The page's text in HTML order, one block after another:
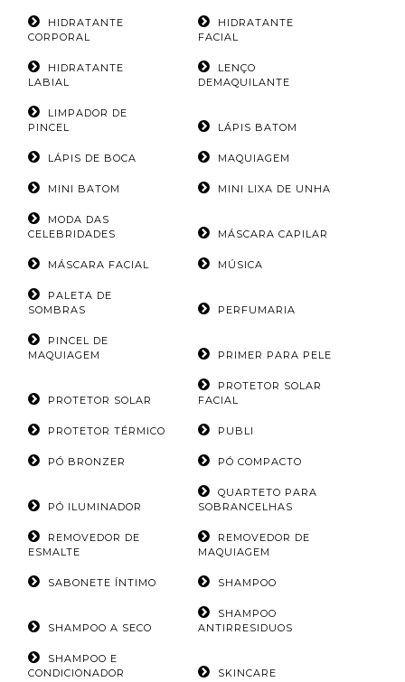
HIDRATANTE
CORPORAL
HIDRATANTE
FACIAL
HIDRATANTE
LABIAL
LENÇO
DEMAQUILANTE
LIMPADOR DE
PINCEL
LÁPIS BATOM
LÁPIS DE BOCA MAQUIAGEM
MINI BATOM MINI LIXA DE UNHA
MODA DAS
CELEBRIDADES
MÁSCARA CAPILAR
MÁSCARA FACIAL MÚSICA
PALETA DE
SOMBRAS
PERFUMARIA
PINCEL DE
MAQUIAGEM
PRIMER PARA PELE
PROTETOR SOLAR
PROTETOR SOLAR
FACIAL
PROTETOR TÉRMICO PUBLI
PÓ BRONZER PÓ COMPACTO
PÓ ILUMINADOR
QUARTETO PARA
SOBRANCELHAS
REMOVEDOR DE
ESMALTE
REMOVEDOR DE
MAQUIAGEM
SABONETE ÍNTIMO SHAMPOO
SHAMPOO A SECO
SHAMPOO
ANTIRRESIDUOS
SHAMPOO E
CONDICIONADOR
SKINCARE